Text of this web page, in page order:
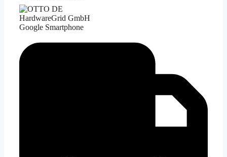
HardwareGrid GmbH
Google Smartphone